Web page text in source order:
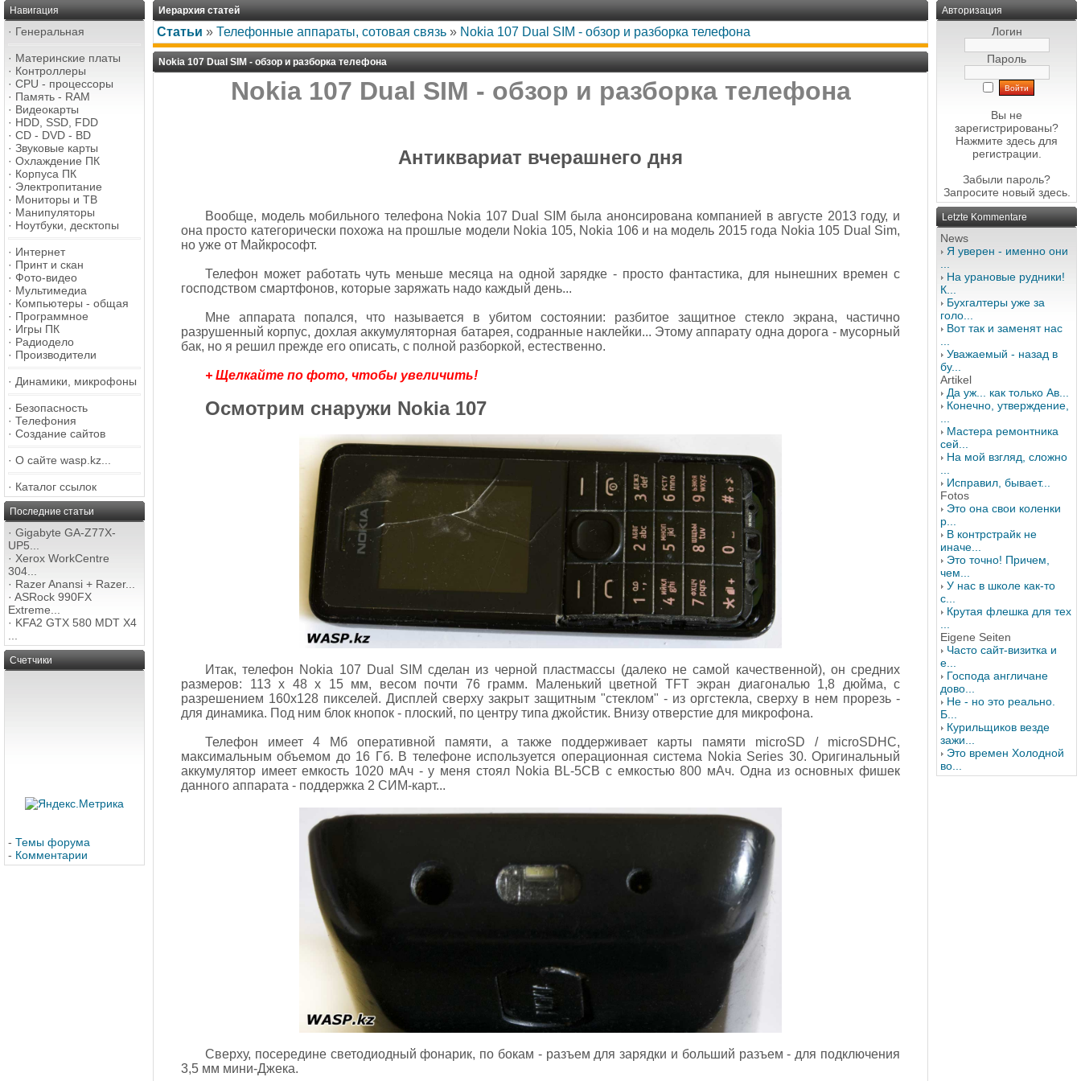
Навигация
· Генеральная
· Материнские платы
· Контроллеры
· CPU - процессоры
· Память - RAM
· Видеокарты
· HDD, SSD, FDD
· CD - DVD - BD
· Звуковые карты
· Охлаждение ПК
· Корпуса ПК
· Электропитание
· Мониторы и ТВ
· Манипуляторы
· Ноутбуки, десктопы
· Интернет
· Принт и скан
· Фото-видео
· Мультимедиа
· Компьютеры - общая
· Программное
· Игры ПК
· Радиодело
· Производители
· Динамики, микрофоны
· Безопасность
· Телефония
· Создание сайтов
· О сайте wasp.kz...
· Каталог ссылок
Последние статьи
· Gigabyte GA-Z77X-
UP5...
· Xerox WorkCentre
304...
· Razer Anansi + Razer...
· ASRock 990FX
Extreme...
· KFA2 GTX 580 MDT X4
Счетчики
- Темы форума
- Комментарии
Иерархия статей
Статьи » Телефонные аппараты, сотовая связь » Nokia 107 Dual SIM - обзор и разборка телефона
Nokia 107 Dual SIM - обзор и разборка телефона
Nokia 107 Dual SIM - обзор и разборка телефона
Антиквариат вчерашнего дня
Вообще, модель мобильного телефона Nokia 107 Dual SIM была анонсирована компанией в августе 2013 году, и
она просто категорически похожа на прошлые модели Nokia 105, Nokia 106 и на модель 2015 года Nokia 105 Dual Sim,
но уже от Майкрософт.
Телефон может работать чуть меньше месяца на одной зарядке - просто фантастика, для нынешних времен с
господством смартфонов, которые заряжать надо каждый день...
Мне аппарата попался, что называется в убитом состоянии: разбитое защитное стекло экрана, частично
разрушенный корпус, дохлая аккумуляторная батарея, содранные наклейки... Этому аппарату одна дорога - мусорный
бак, но я решил прежде его описать, с полной разборкой, естественно.
+ Щелкайте по фото, чтобы увеличить!
Осмотрим снаружи Nokia 107
Итак, телефон Nokia 107 Dual SIM сделан из черной пластмассы (далеко не самой качественной), он средних
размеров: 113 х 48 х 15 мм, весом почти 76 грамм. Маленький цветной TFT экран диагональю 1,8 дюйма, с
разрешением 160х128 пикселей. Дисплей сверху закрыт защитным "стеклом" - из оргстекла, сверху в нем прорезь -
для динамика. Под ним блок кнопок - плоский, по центру типа джойстик. Внизу отверстие для микрофона.
Телефон имеет 4 Мб оперативной памяти, а также поддерживает карты памяти microSD / microSDHC,
максимальным объемом до 16 Гб. В телефоне используется операционная система Nokia Series 30. Оригинальный
аккумулятор имеет емкость 1020 мАч - у меня стоял Nokia BL-5CB с емкостью 800 мАч. Одна из основных фишек
данного аппарата - поддержка 2 СИМ-карт...
Сверху, посередине светодиодный фонарик, по бокам - разъем для зарядки и больший разъем - для подключения
3,5 мм мини-Джека.
Авторизация
Логин
Пароль
Вы не
зарегистрированы?
Нажмите здесь для
регистрации.
Забыли пароль?
Запросите новый здесь.
Letzte Kommentare
News
Я уверен - именно они
На урановые рудники!
К...
Бухгалтеры уже за
голо...
Вот так и заменят нас
Уважаемый - назад в
бу...
Artikel
Да уж... как только Ав...
Конечно, утверждение,
Мастера ремонтника
сей...
На мой взгляд, сложно
Исправил, бывает...
Fotos
Это она свои коленки
р...
В контрстрайк не
иначе...
Это точно! Причем,
чем...
У нас в школе как-то
с...
Крутая флешка для тех
Eigene Seiten
Часто сайт-визитка и
е...
Господа англичане
дово...
Не - но это реально.
Б...
Курильщиков везде
зажи...
Это времен Холодной
во...